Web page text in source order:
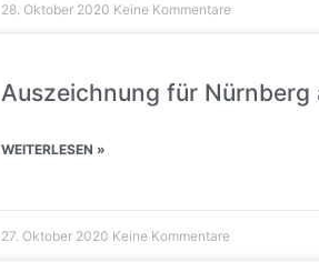
28. Oktober 2020 Keine Kommentare
Auszeichnung für Nürnberg
WEITERLESEN »
27. Oktober 2020 Keine Kommentare